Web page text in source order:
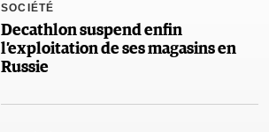
SOCIÉTÉ
Decathlon suspend enfin
l’exploitation de ses magasins en
Russie